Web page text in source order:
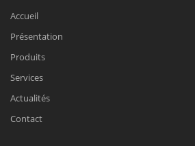
Accueil
Présentation
Produits
Services
Actualités
Contact